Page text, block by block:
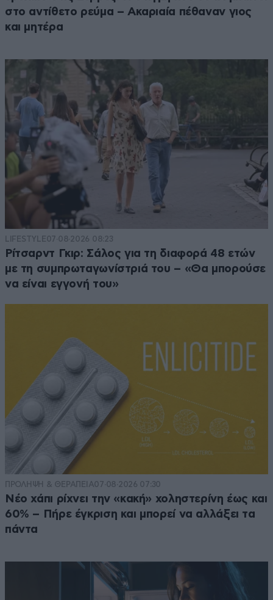
στο αντίθετο ρεύμα – Ακαριαία πέθαναν γιος
και μητέρα
LIFESTYLE07·08·2026 08:23
Ρίτσαρντ Γκιρ: Σάλος για τη διαφορά 48 ετών
με τη συμπρωταγωνίστριά του – «Θα μπορούσε
να είναι εγγονή του»
ΠΡΟΛΗΨΗ & ΘΕΡΑΠΕΙΑ07·08·2026 07:30
Νέο χάπι ρίχνει την «κακή» χοληστερίνη έως και
60% – Πήρε έγκριση και μπορεί να αλλάξει τα
πάντα